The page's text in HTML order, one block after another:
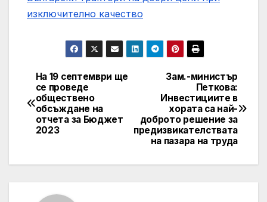
изключително качество
Post
navigation
Зам.-министър
Петкова:
Инвестициите в
хората са най-
доброто решение за
предизвикателствата
на пазара на труда
На 19 септември ще
се проведе
обществено
обсъждане на
отчета за Бюджет
2023